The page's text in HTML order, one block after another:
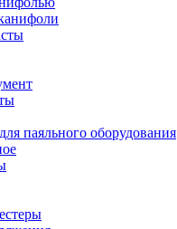
паяльного оборудования